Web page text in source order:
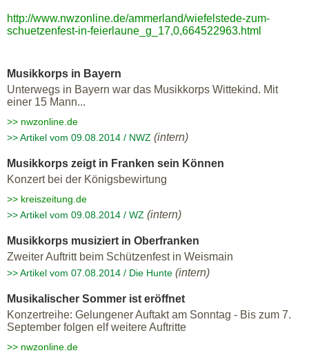
http://www.nwzonline.de/ammerland/wiefelstede-zum-
schuetzenfest-in-feierlaune_g_17,0,664522963.html
Musikkorps in Bayern
Unterwegs in Bayern war das Musikkorps Wittekind. Mit
einer 15 Mann...
>> nwzonline.de
>> Artikel vom 09.08.2014 / NWZ (intern)
Musikkorps zeigt in Franken sein Können
Konzert bei der Königsbewirtung
>> kreiszeitung.de
>> Artikel vom 09.08.2014 / WZ (intern)
Musikkorps musiziert in Oberfranken
Zweiter Auftritt beim Schützenfest in Weismain
>> Artikel vom 07.08.2014 / Die Hunte (intern)
Musikalischer Sommer ist eröffnet
Konzertreihe: Gelungener Auftakt am Sonntag - Bis zum 7.
September folgen elf weitere Auftritte
>> nwzonline.de